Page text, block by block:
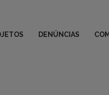
DENÚNCIAS